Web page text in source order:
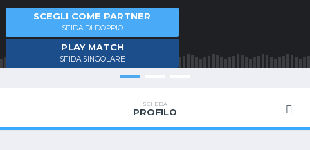
SCEGLI COME PARTNER
SFIDA DI DOPPIO
PLAY MATCH
SFIDA SINGOLARE
SCHEDA
PROFILO